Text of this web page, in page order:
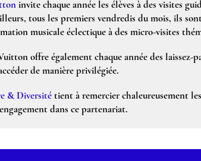
invite chaque année les élèves à des visites
tous les premiers vendredis du mois, ils
musicale éclectique à des micro-visites
offre également chaque année des laissez-
de manière privilégiée.
& Diversitétient à remercier chaleureusement
dans ce partenariat.